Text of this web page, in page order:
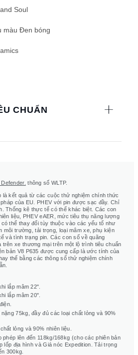
Soul
màu Đen bóng
CHUẨN
thông số WLTP.
kết quả từ các cuộc thử nghiệm chính thức
của EU. PHEV với pin được sạc đầy. Chỉ
Thống kê thực tế có thể khác biệt. Các con
liệu, PHEV eAER, mức tiêu thụ năng lượng
thể thay đổi tùy thuộc vào các yếu tố như
môi trường, tải trọng, loại mâm xe, phụ kiện
và tình trạng pin. Các con số về quãng
xe thương mại trên một lộ trình tiêu chuẩn
bản V8 P635 được cung cấp là ước tính của
thế bằng các thông số thử nghiệm chính
lắp mâm 22".
lắp mâm 20".
75kg, đầy đủ các loại chất lỏng và 90%
lỏng và 90% nhiên liệu.
phép lên đến 118kg/168kg (cho các phiên bản
lốp địa hình và Giá nóc Expedition. Tải trọng
300kg.